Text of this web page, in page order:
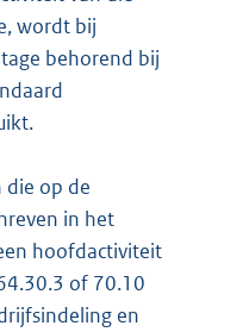
wordt bij
behorend bij
die op de
in het
hoofdactiviteit
of 70.10
en